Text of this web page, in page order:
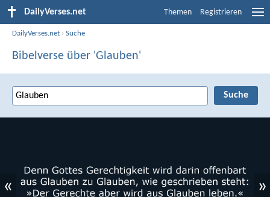
DailyVerses.net Themen Registrieren
DailyVerses.net ›Suche
Bibelverse über 'Glauben'
« »